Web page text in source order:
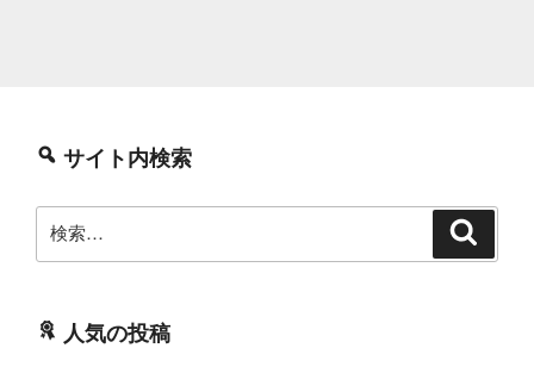
サイト内検索
索:
人気の投稿